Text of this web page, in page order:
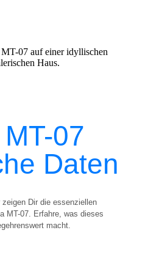
07
Daten
Dir die essenziellen
MT-07. Erfahre, was dieses
macht.